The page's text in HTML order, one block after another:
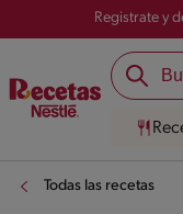
Registrate y
Todas las recetas